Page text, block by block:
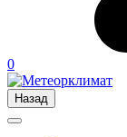
0
Назад